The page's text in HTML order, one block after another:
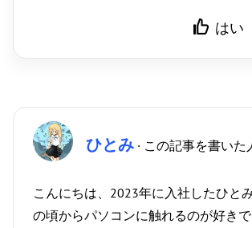
はい
ひとみ · この記事を書いた
こんにちは、2023年に入社したひと
の頃からパソコンに触れるのが好き